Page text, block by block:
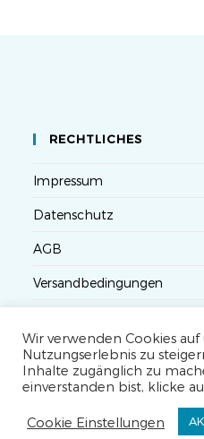
RECHTLICHES
Impressum
Datenschutz
AGB
Versandbedingungen
Seminarteilnahme- und
Wir verwenden Cookies
Nutzungserlebnis zu
Inhalte zugänglich zu
einverstanden bist, klicke
Cookie Einstellungen